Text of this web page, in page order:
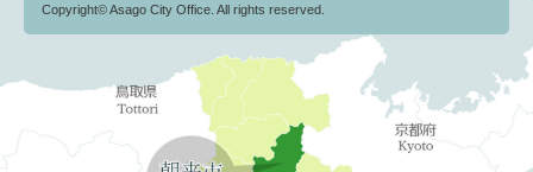
Copyright© Asago City Office. All rights reserved.